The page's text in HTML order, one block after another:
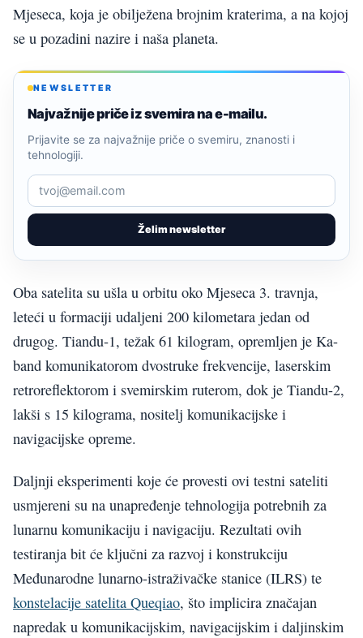
Mjeseca, koja je obilježena brojnim kraterima, a na kojoj
se u pozadini nazire i naša planeta.
NEWSLETTER
Najvažnije priče iz svemira na e-mailu.
Želim newsletter
Prijavite se za najvažnije priče o svemiru, znanosti i
tehnologiji.
Oba satelita su ušla u orbitu oko Mjeseca 3. travnja,
leteći u formaciji udaljeni 200 kilometara jedan od
drugog. Tiandu-1, težak 61 kilogram, opremljen je Ka-
band komunikatorom dvostruke frekvencije, laserskim
retroreflektorom i svemirskim ruterom, dok je Tiandu-2,
lakši s 15 kilograma, nositelj komunikacijske i
navigacijske opreme.
Daljnji eksperimenti koje će provesti ovi testni sateliti
usmjereni su na unapređenje tehnologija potrebnih za
lunarnu komunikaciju i navigaciju. Rezultati ovih
testiranja bit će ključni za razvoj i konstrukciju
Međunarodne lunarno-istraživačke stanice (ILRS) te
konstelacije satelita Queqiao, što implicira značajan
napredak u komunikacijskim, navigacijskim i daljinskim